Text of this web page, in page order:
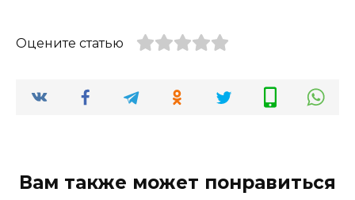
Оцените статью
Вам также может понравиться